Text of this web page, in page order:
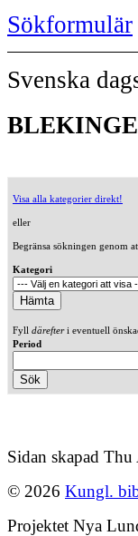
Sökformulär
Svenska
Visa alla kategorier direkt!
eller
Begränsa sökningen genom
Kategori
Fyll därefteri eventuell
Period
Sidan skapad
© 2026 Kungl.
Projektet Nya